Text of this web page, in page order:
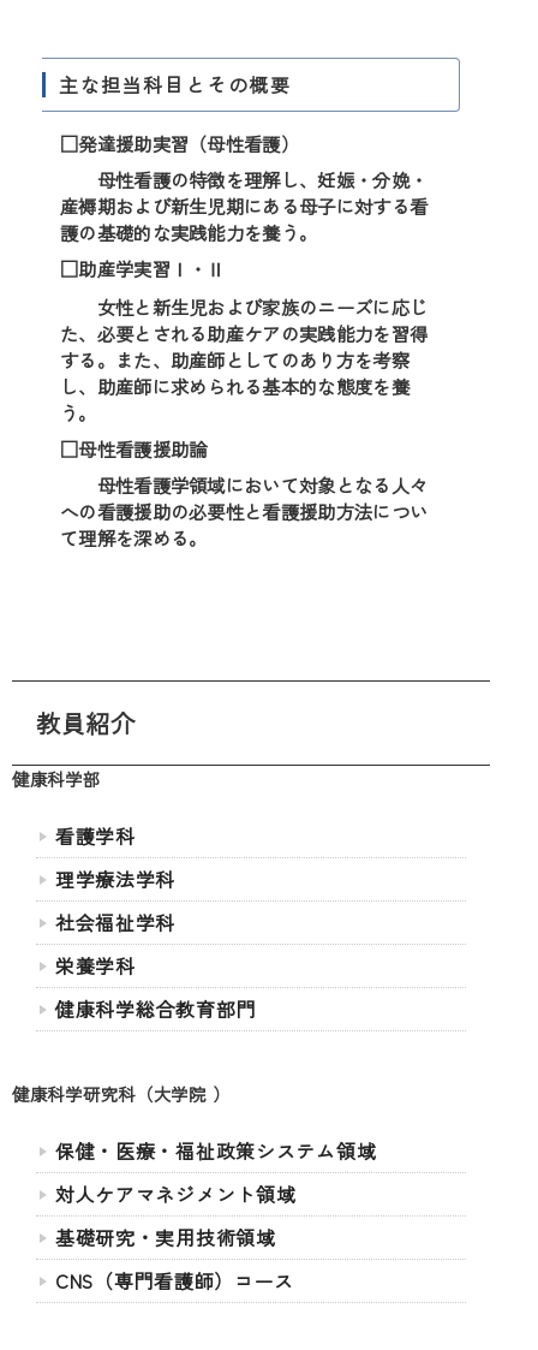
主な担当科目とその概要
□発達援助実習（母性看護）
母性看護の特徴を理解し、妊娠・分娩・
産褥期および新生児期にある母子に対する看
護の基礎的な実践能力を養う。
□助産学実習Ⅰ・Ⅱ
女性と新生児および家族のニーズに応じ
た、必要とされる助産ケアの実践能力を習得
する。また、助産師としてのあり方を考察
し、助産師に求められる基本的な態度を養
う。
□母性看護援助論
母性看護学領域において対象となる人々
への看護援助の必要性と看護援助方法につい
て理解を深める。
教員紹介
健康科学部
看護学科
理学療法学科
社会福祉学科
栄養学科
健康科学総合教育部門
健康科学研究科（大学院 ）
保健・医療・福祉政策システム領域
対人ケアマネジメント領域
基礎研究・実用技術領域
CNS（専門看護師）コース